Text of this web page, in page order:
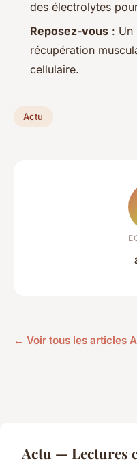
des électrolytes
Reposez-vous : Un
récupération
cellulaire.
Actu
← Voir tous les articles
Actu — Lectures